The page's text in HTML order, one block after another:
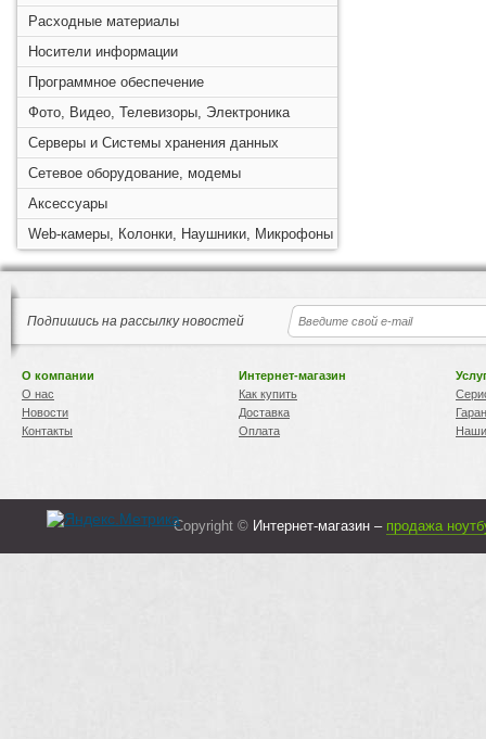
Расходные материалы
Носители информации
Программное обеспечение
Фото, Видео, Телевизоры, Электроника
Серверы и Системы хранения данных
Сетевое оборудование, модемы
Аксессуары
Web-камеры, Колонки, Наушники, Микрофоны
Подпишись на рассылку новостей
О компании
О нас
Новости
Контакты
Интернет-магазин
Как купить
Доставка
Оплата
Copyright © Интернет-магазин – продажа